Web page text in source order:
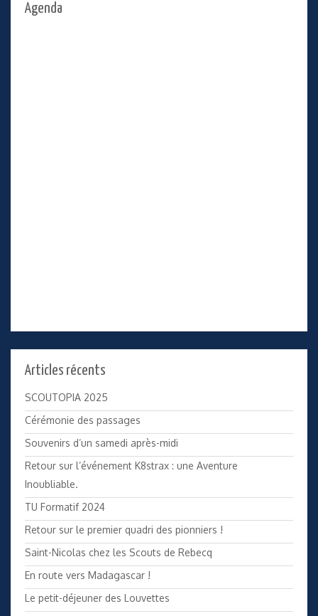
Agenda
Articles récents
SCOUTOPIA 2025
Cérémonie des passages
Souvenirs d’un samedi après-midi
Retour sur l’événement K8strax : une Aventure
Inoubliable.
TU Formatif 2024
Retour sur le premier quadri des pionniers !
Saint-Nicolas chez les Scouts de Rebecq
En route vers Madagascar !
Le petit-déjeuner des Louvettes